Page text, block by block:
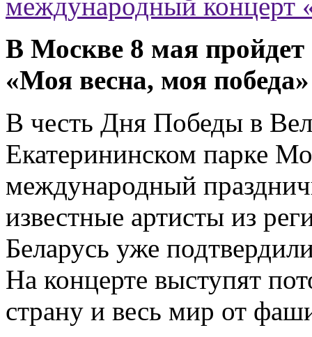
В Москве 8 мая
«Моя весна, моя победа»
В честь Дня Победы в
Екатерининском парке
международный
известные артисты из
Беларусь уже
На концерте выступят
страну и весь мир от